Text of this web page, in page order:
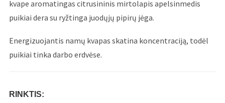
kvape aromatingas citrusininis mirtolapis apelsinmedis
puikiai dera su ryžtinga juodųjų pipirų jėga.
Energizuojantis namų kvapas skatina koncentraciją, todėl
puikiai tinka darbo erdvėse.
RINKTIS: